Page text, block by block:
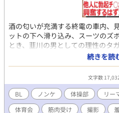
酒の匂いが充満する終電の車内、
ットの下へ滑り込み、スーツのズ
とき、韮川の男としての理性のタ
け飛んだ。 元器械体操部主将、
の逞しい肉体に分厚い大胸筋と割
もに認めるストレートの体育会
の仲間と味わった濃厚な男同士の
しの性欲は、酒が入るたびに熱い
していた。 そんな彼を襲う、走行
続きを読
文字数
BL ノンケ 体操部 リー
体育会
筋肉受け 撮影